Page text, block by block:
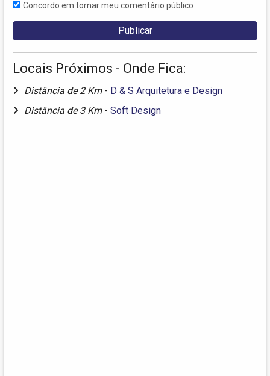
Concordo em tornar meu comentário público
Locais Próximos - Onde Fica:
Distância de 2 Km - D & S Arquitetura e Design
Distância de 3 Km - Soft Design